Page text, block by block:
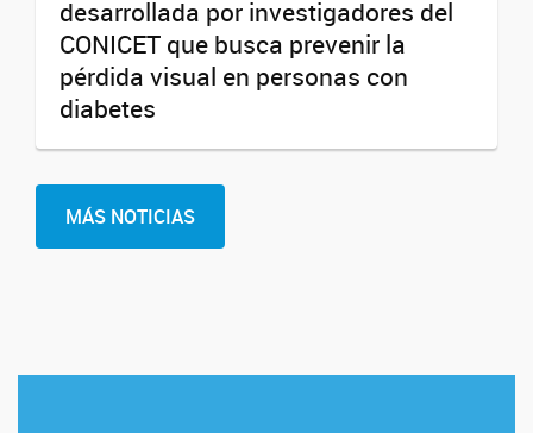
desarrollada por investigadores del
CONICET que busca prevenir la
pérdida visual en personas con
diabetes
MÁS NOTICIAS